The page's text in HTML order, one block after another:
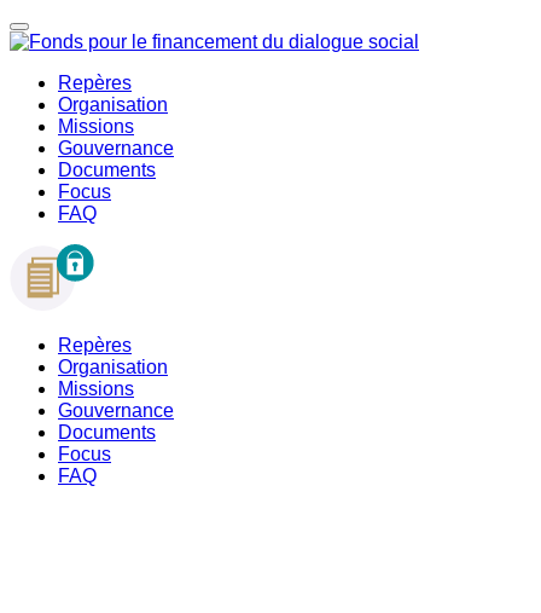
Repères
Organisation
Missions
Gouvernance
Documents
Focus
FAQ
Repères
Organisation
Missions
Gouvernance
Documents
Focus
FAQ